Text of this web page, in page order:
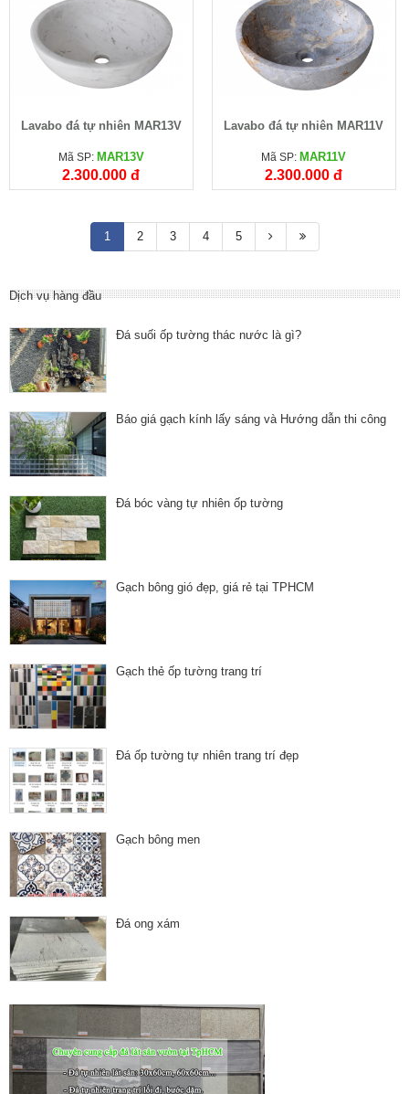
Lavabo đá tự nhiên MAR13V
Mã SP: MAR13V
2.300.000 đ
Lavabo đá tự nhiên MAR11V
Mã SP: MAR11V
2.300.000 đ
1 2 3 4 5
Dịch vụ hàng đầu
Đá suối ốp tường thác nước là gì?
Báo giá gạch kính lấy sáng và Hướng dẫn thi công
Đá bóc vàng tự nhiên ốp tường
Gạch bông gió đẹp, giá rẻ tại TPHCM
Gạch thẻ ốp tường trang trí
Đá ốp tường tự nhiên trang trí đẹp
Gạch bông men
Đá ong xám